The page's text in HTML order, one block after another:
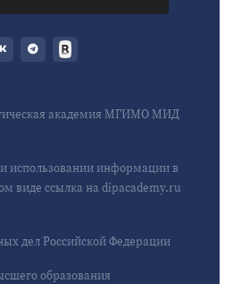
академия МГИМО МИД
использовании информации в
виде ссылка на dipacademy.ru
дел Российской Федерации
образования